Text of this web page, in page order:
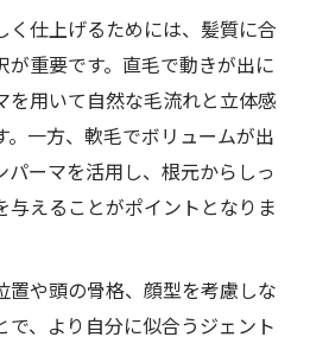
く仕上げるためには、髪質に合
が重要です。直毛で動きが出に
を用いて自然な毛流れと立体感
。一方、軟毛でボリュームが出
パーマを活用し、根元からしっ
与えることがポイントとなりま
置や頭の骨格、顔型を考慮しな
、より自分に似合うジェント